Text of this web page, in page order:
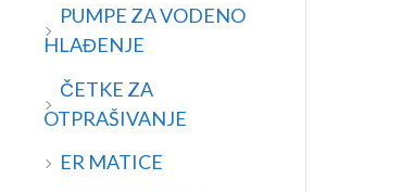
PUMPE ZA VODENO
HLAĐENJE
ČETKE ZA
OTPRAŠIVANJE
ER MATICE